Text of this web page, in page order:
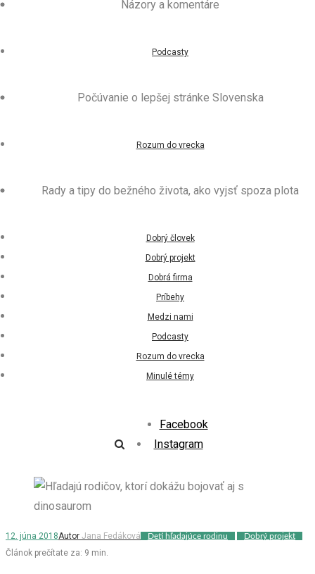
Názory a komentáre
Podcasty
Počúvanie o lepšej stránke Slovenska
Rozum do vrecka
Rady a tipy do bežného života, ako vyjsť spoza plota
Dobrý človek
Dobrý projekt
Dobrá firma
Príbehy
Medzi nami
Podcasty
Rozum do vrecka
Minulé témy
Facebook
Instagram
12. júna 2018Autor Jana Fedáková Deti hľadajúce rodinu Dobrý projekt
Článok prečítate za: 9 min.